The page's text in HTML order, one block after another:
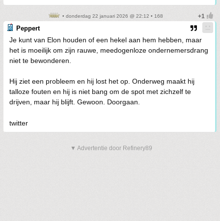
• donderdag 22 januari 2026 @ 22:12 • 168
Peppert
Je kunt van Elon houden of een hekel aan hem hebben, maar
het is moeilijk om zijn rauwe, meedogenloze ondernemersdrang
niet te bewonderen.
Hij ziet een probleem en hij lost het op. Onderweg maakt hij
talloze fouten en hij is niet bang om de spot met zichzelf te
drijven, maar hij blijft. Gewoon. Doorgaan.
twitter
▼ Advertentie door Refinery89